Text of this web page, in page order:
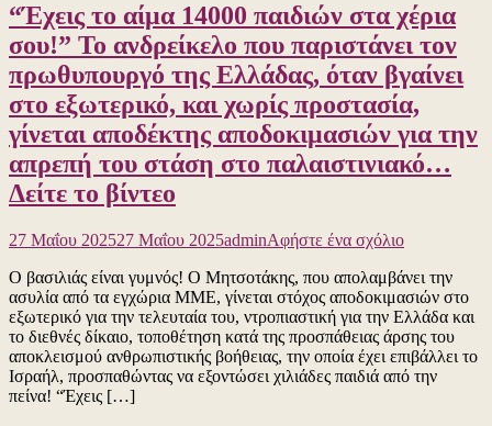
θηριωδία
του
Ισραήλ…
Ο
τρόπος
κάλυψης
της
ναζιστικής
πράξης
ΜΠ
η
απόλυτη
ξεφτίλα
της
κρατικής
“Έχεις το αίμα 14000 παιδιών στα χέρια
σου!” Το ανδρείκελο που παριστάνει τον
πρωθυπουργό της Ελλάδας, όταν βγαίνει
στο εξωτερικό, και χωρίς προστασία,
γίνεται αποδέκτης αποδοκιμασιών για την
απρεπή του στάση στο παλαιστινιακό…
Δείτε το βίντεο
27 Μαΐου 202527 Μαΐου 2025adminΑφήστε ένα σχόλιογια
“Έχεις
το
αίμα
14000
παιδιών
στα
Ο βασιλιάς είναι γυμνός! Ο Μητσοτάκης, που απολαμβάνει την
ασυλία από τα εγχώρια ΜΜΕ, γίνεται στόχος αποδοκιμασιών στο
εξωτερικό για την τελευταία του, ντροπιαστική για την Ελλάδα και
το διεθνές δίκαιο, τοποθέτηση κατά της προσπάθειας άρσης του
αποκλεισμού ανθρωπιστικής βοήθειας, την οποία έχει επιβάλλει το
Ισραήλ, προσπαθώντας να εξοντώσει χιλιάδες παιδιά από την
πείνα! “Έχεις […]